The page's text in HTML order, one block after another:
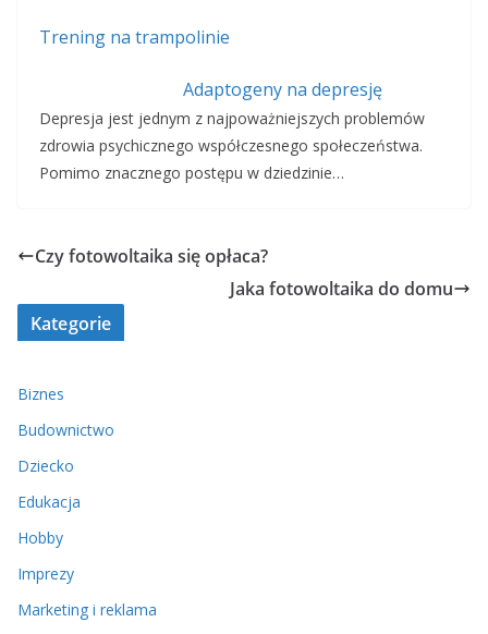
Trening na trampolinie
Adaptogeny na depresję
Depresja jest jednym z najpoważniejszych problemów
zdrowia psychicznego współczesnego społeczeństwa.
Pomimo znacznego postępu w dziedzinie…
Czy fotowoltaika się opłaca?
Jaka fotowoltaika do domu
Kategorie
Biznes
Budownictwo
Dziecko
Edukacja
Hobby
Imprezy
Marketing i reklama